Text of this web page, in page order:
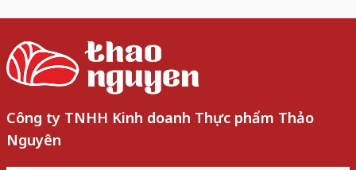
Công ty TNHH Kinh doanh Thực phẩm Thảo
Nguyên